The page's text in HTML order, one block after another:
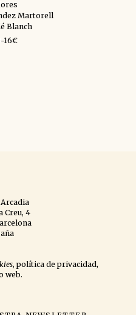
Martorell
Blanch
16€
Creu, 4
,política de privacidad,
web.